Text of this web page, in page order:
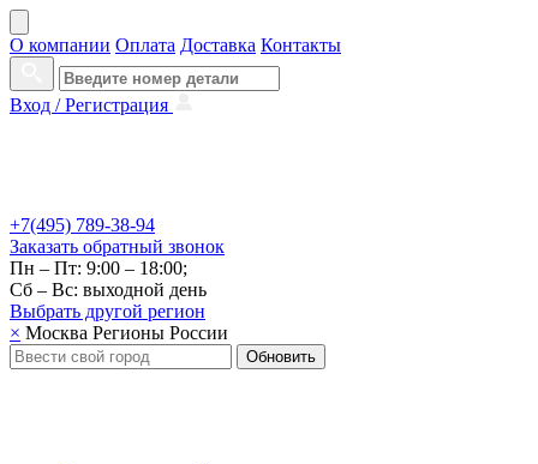
О компании Оплата Доставка Контакты
Вход /Регистрация
+7(495) 789-38-94
Заказать обратный звонок
Пн – Пт: 9:00 – 18:00;
Сб – Вс: выходной день
Выбрать другой регион
× Москва Регионы России
Обновить